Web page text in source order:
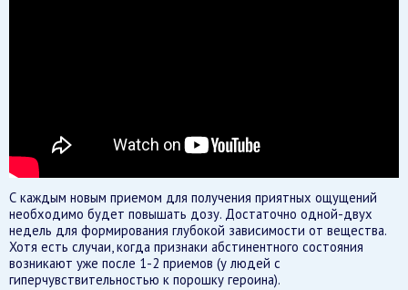
С каждым новым приемом для получения приятных ощущений
необходимо будет повышать дозу. Достаточно одной-двух
недель для формирования глубокой зависимости от вещества.
Хотя есть случаи, когда признаки абстинентного состояния
возникают уже после 1-2 приемов (у людей с
гиперчувствительностью к порошку героина).